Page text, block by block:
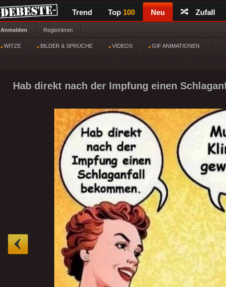
Trend Top 100 Neu Zufall
Anmelden Registrieren
WITZE BILDER & SPRÜCHE VIDEOS GIF ANIMATIONEN
Hab direkt nach der Impfung einen